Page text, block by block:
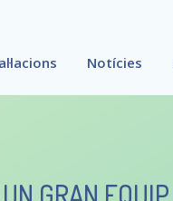
Notícies